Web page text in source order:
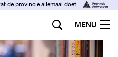
de provincie allemaal doet
MENU